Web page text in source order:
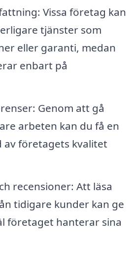
Vissa företag kan
tjänster som
eller garanti, medan
enbart på
Genom att gå
arbeten kan du få en
av företagets kvalitet
recensioner: Att läsa
tidigare kunder kan ge
företaget hanterar sina